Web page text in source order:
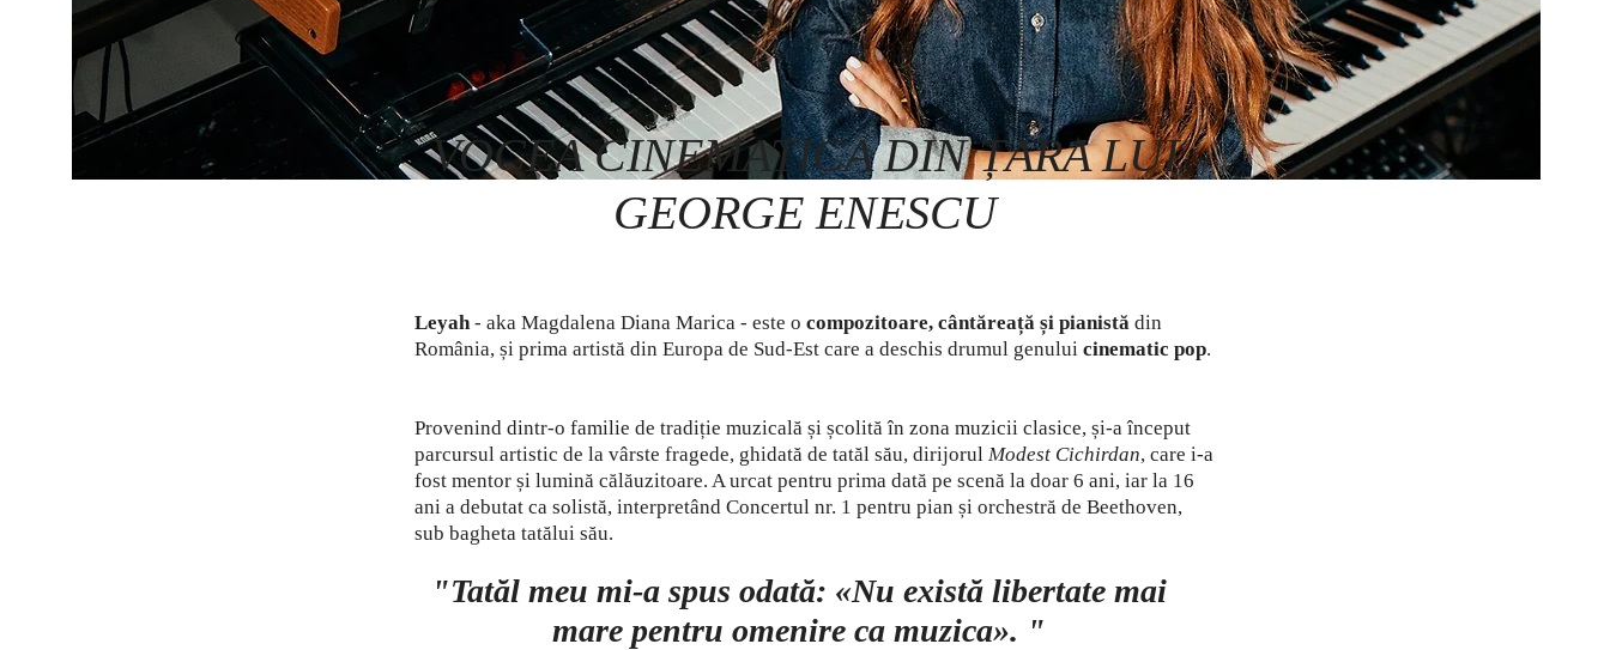
VOCEA CINEMATICA DIN ȚARA LUI
GEORGE ENESCU
Leyah- aka Magdalena Diana Marica - este o compozitoare, cântăreață și pianistă din
România, și prima artistă din Europa de Sud-Est care a deschis drumul genului cinematic pop.
Provenind dintr-o familie de tradiție muzicală și școlită în zona muzicii clasice, și-a început
parcursul artistic de la vârste fragede, ghidată de tatăl său, dirijorul Modest Cichirdan, care i-a
fost mentor și lumină călăuzitoare. A urcat pentru prima dată pe scenă la doar 6 ani, iar la 16
ani a debutat ca solistă, interpretând Concertul nr. 1 pentru pian și orchestră de Beethoven,
sub bagheta tatălui său.
"Tatăl meu mi-a spus odată: «Nu există libertate mai
mare pentru omenire ca muzica». "